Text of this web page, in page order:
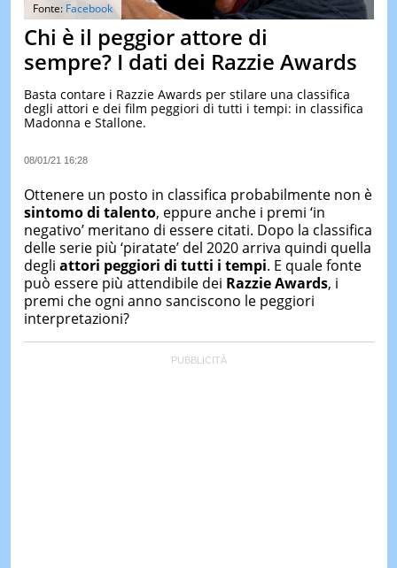
&
TEST
LE
LE
IERI
Fonte: Facebook
Chi è il peggior attore di
sempre? I dati dei Razzie Awards
Basta contare i Razzie Awards per stilare una classifica
degli attori e dei film peggiori di tutti i tempi: in classifica
Madonna e Stallone.
08/01/21 16:28
Ottenere un posto in classifica probabilmente non è
sintomo di talento, eppure anche i premi ‘in
negativo’ meritano di essere citati. Dopo la classifica
delle serie più ‘piratate’ del 2020 arriva quindi quella
degli attori peggiori di tutti i tempi. E quale fonte
può essere più attendibile dei Razzie Awards, i
premi che ogni anno sanciscono le peggiori
interpretazioni?